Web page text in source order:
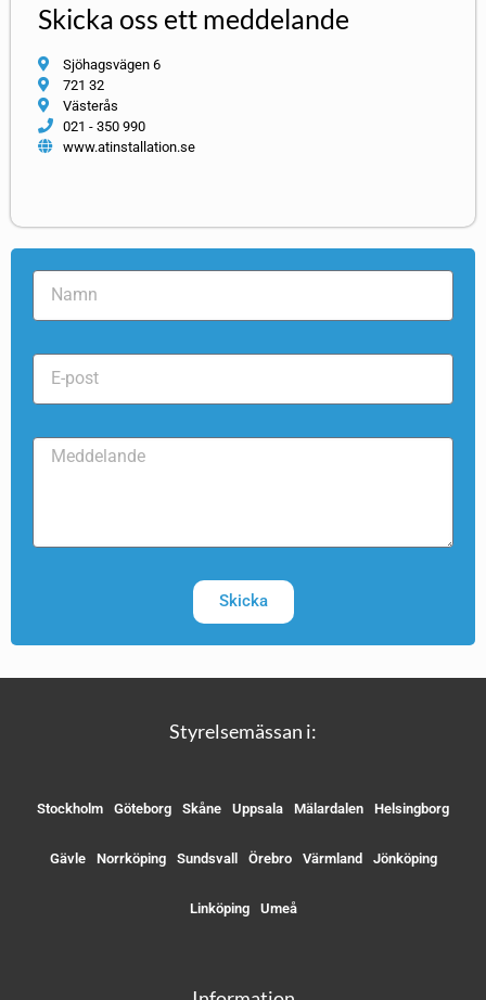
Skicka oss ett meddelande
Sjöhagsvägen 6
721 32
Västerås
021 - 350 990
www.atinstallation.se
Skicka
Styrelsemässan i:
Stockholm Göteborg Skåne Uppsala Mälardalen Helsingborg
Gävle Norrköping Sundsvall Örebro Värmland Jönköping
Linköping Umeå